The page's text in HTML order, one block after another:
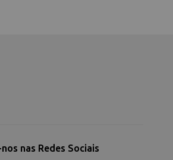
nas Redes Sociais